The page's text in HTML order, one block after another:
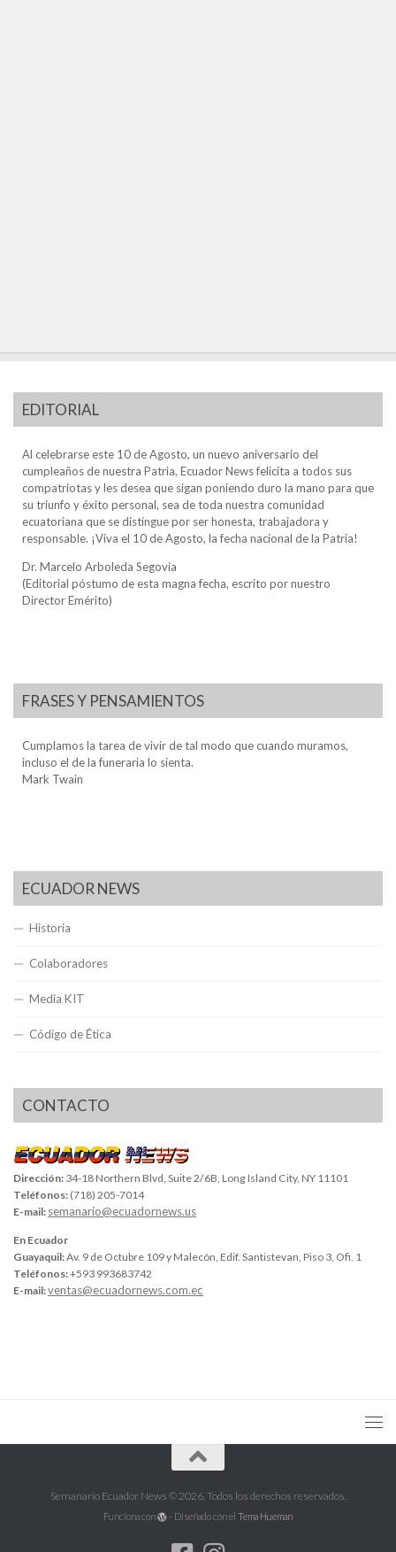
EDITORIAL
Al celebrarse este 10 de Agosto, un nuevo aniversario del
cumpleaños de nuestra Patria, Ecuador News felicita a todos sus
compatriotas y les desea que sigan poniendo duro la mano para que
su triunfo y éxito personal, sea de toda nuestra comunidad
ecuatoriana que se distingue por ser honesta, trabajadora y
responsable. ¡Viva el 10 de Agosto, la fecha nacional de la Patria!
Dr. Marcelo Arboleda Segovia
(Editorial póstumo de esta magna fecha, escrito por nuestro
Director Emérito)
FRASES Y PENSAMIENTOS
Cumplamos la tarea de vivir de tal modo que cuando muramos,
incluso el de la funeraria lo sienta.
Mark Twain
ECUADOR NEWS
Historia
Colaboradores
Media KIT
Código de Ética
CONTACTO
Dirección: 34-18 Northern Blvd, Suite 2/6B, Long Island City, NY 11101
Teléfonos: (718) 205-7014
E-mail: semanario@ecuadornews.us
En Ecuador
Guayaquil:Av. 9 de Octubre 109 y Malecón, Edif. Santistevan, Piso 3, Ofi. 1
Teléfonos:+593 993683742
E-mail:ventas@ecuadornews.com.ec
Semanario Ecuador News © 2026. Todos los derechos reservados.
Funciona con - Diseñado con el Tema Hueman